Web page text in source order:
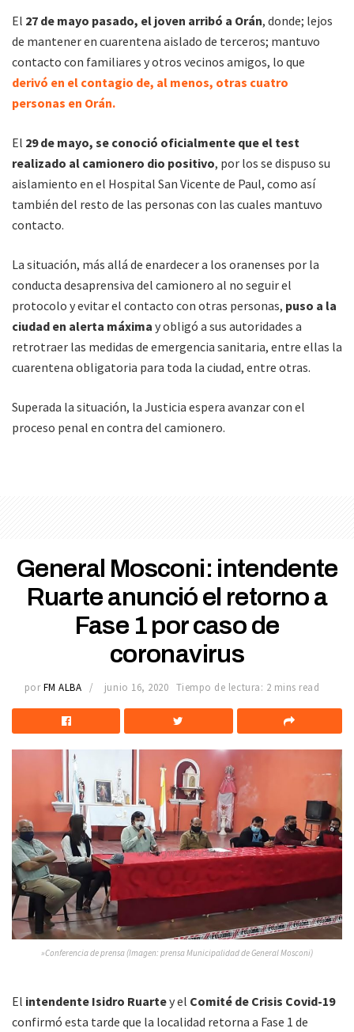
El 27 de mayo pasado, el joven arribó a Orán, donde; lejos
de mantener en cuarentena aislado de terceros; mantuvo
contacto con familiares y otros vecinos amigos, lo que
derivó en el contagio de, al menos, otras cuatro
personas en Orán.
El 29 de mayo, se conoció oficialmente que el test
realizado al camionero dio positivo, por los se dispuso su
aislamiento en el Hospital San Vicente de Paul, como así
también del resto de las personas con las cuales mantuvo
contacto.
La situación, más allá de enardecer a los oranenses por la
conducta desaprensiva del camionero al no seguir el
protocolo y evitar el contacto con otras personas, puso a la
ciudad en alerta máxima y obligó a sus autoridades a
retrotraer las medidas de emergencia sanitaria, entre ellas la
cuarentena obligatoria para toda la ciudad, entre otras.
Superada la situación, la Justicia espera avanzar con el
proceso penal en contra del camionero.
General Mosconi: intendente
Ruarte anunció el retorno a
Fase 1 por caso de
coronavirus
por FM ALBA junio 16, 2020 Tiempo de lectura: 2 mins read
»Conferencia de prensa (Imagen: prensa Municipalidad de General Mosconi)
El intendente Isidro Ruartey el Comité de Crisis Covid-19
confirmó esta tarde que la localidad retorna a Fase 1 de